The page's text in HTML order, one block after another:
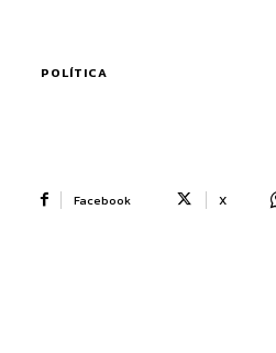
POLÍTICA
Facebook X